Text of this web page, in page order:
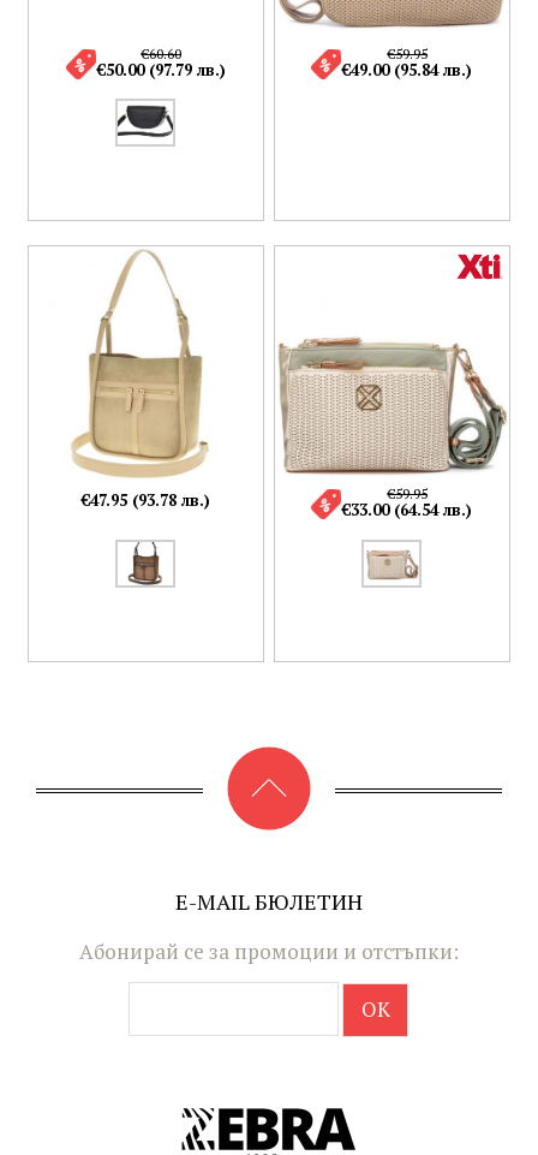
€60.60
€50.00 (97.79 лв.)
€59.95
€49.00 (95.84 лв.)
€47.95 (93.78 лв.) €59.95
€33.00 (64.54 лв.)
E-MAIL БЮЛЕТИН
Абонирай се за промоции и отстъпки: